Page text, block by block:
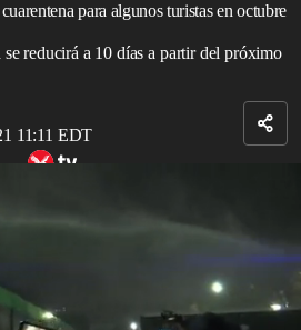
para algunos turistas en octubre
reducirá a 10 días a partir del próximo
11:11 EDT
el gobierno de Tailandia.
para algunos turistas a partir
dependiente del
intenta